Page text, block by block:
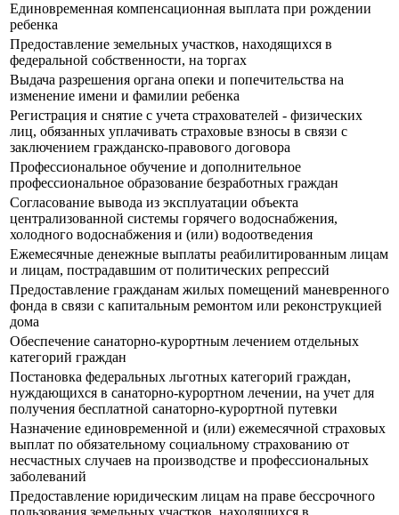
Единовременная компенсационная выплата при рождении
ребенка
Предоставление земельных участков, находящихся в
федеральной собственности, на торгах
Выдача разрешения органа опеки и попечительства на
изменение имени и фамилии ребенка
Регистрация и снятие с учета страхователей - физических
лиц, обязанных уплачивать страховые взносы в связи с
заключением гражданско-правового договора
Профессиональное обучение и дополнительное
профессиональное образование безработных граждан
Согласование вывода из эксплуатации объекта
централизованной системы горячего водоснабжения,
холодного водоснабжения и (или) водоотведения
Ежемесячные денежные выплаты реабилитированным лицам
и лицам, пострадавшим от политических репрессий
Предоставление гражданам жилых помещений маневренного
фонда в связи с капитальным ремонтом или реконструкцией
дома
Обеспечение санаторно-курортным лечением отдельных
категорий граждан
Постановка федеральных льготных категорий граждан,
нуждающихся в санаторно-курортном лечении, на учет для
получения бесплатной санаторно-курортной путевки
Назначение единовременной и (или) ежемесячной страховых
выплат по обязательному социальному страхованию от
несчастных случаев на производстве и профессиональных
заболеваний
Предоставление юридическим лицам на праве бессрочного
пользования земельных участков, находящихся в